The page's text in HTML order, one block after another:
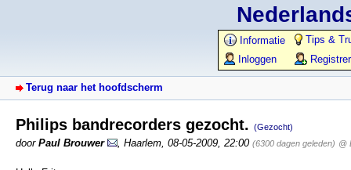
Informatie
Tips &
Inloggen
Terug naar het hoofdscherm
Philips bandrecorders gezocht. (Gezocht)
door Paul Brouwer Haarlem 08-05-2009, 22:00 (6300 dagen geleden) @